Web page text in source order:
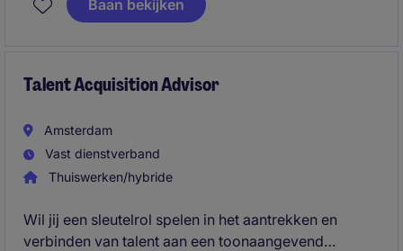
projecten en verandertrajecten binnen een
Baan bekijken
Talent Acquisition Advisor
Amsterdam
Vast dienstverband
Thuiswerken/hybride
Wil jij een sleutelrol spelen in het aantrekken en
verbinden van talent aan een toonaangevend